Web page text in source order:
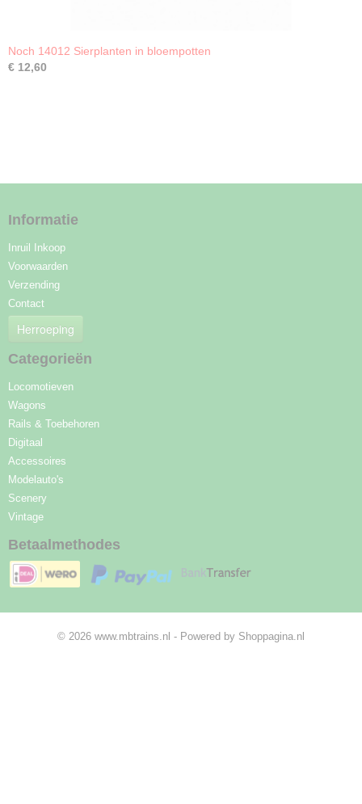
Noch 14012 Sierplanten in bloempotten
€ 12,60
Informatie
Inruil Inkoop
Voorwaarden
Verzending
Contact
Herroeping
Categorieën
Locomotieven
Wagons
Rails & Toebehoren
Digitaal
Accessoires
Modelauto's
Scenery
Vintage
Betaalmethodes
© 2026 www.mbtrains.nl - Powered by Shoppagina.nl